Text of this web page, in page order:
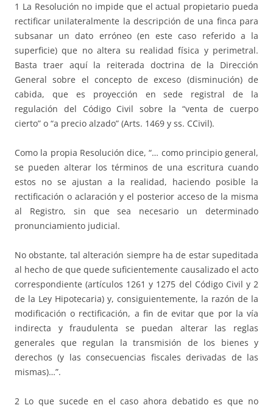
1 La Resolución no impide que el actual propietario pueda
rectificar unilateralmente la descripción de una finca para
subsanar un dato erróneo (en este caso referido a la
superficie) que no altera su realidad física y perimetral.
Basta traer aquí la reiterada doctrina de la Dirección
General sobre el concepto de exceso (disminución) de
cabida, que es proyección en sede registral de la
regulación del Código Civil sobre la “venta de cuerpo
cierto” o “a precio alzado” (Arts. 1469 y ss. CCivil).
Como la propia Resolución dice, “… como principio general,
se pueden alterar los términos de una escritura cuando
estos no se ajustan a la realidad, haciendo posible la
rectificación o aclaración y el posterior acceso de la misma
al Registro, sin que sea necesario un determinado
pronunciamiento judicial.
No obstante, tal alteración siempre ha de estar supeditada
al hecho de que quede suficientemente causalizado el acto
correspondiente (artículos 1261 y 1275 del Código Civil y 2
de la Ley Hipotecaria) y, consiguientemente, la razón de la
modificación o rectificación, a fin de evitar que por la vía
indirecta y fraudulenta se puedan alterar las reglas
generales que regulan la transmisión de los bienes y
derechos (y las consecuencias fiscales derivadas de las
mismas)…”.
2 Lo que sucede en el caso ahora debatido es que no